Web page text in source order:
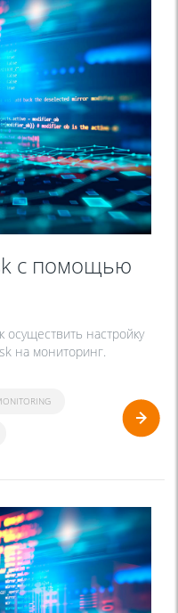
с помощью
осуществить настройку
на мониторинг.